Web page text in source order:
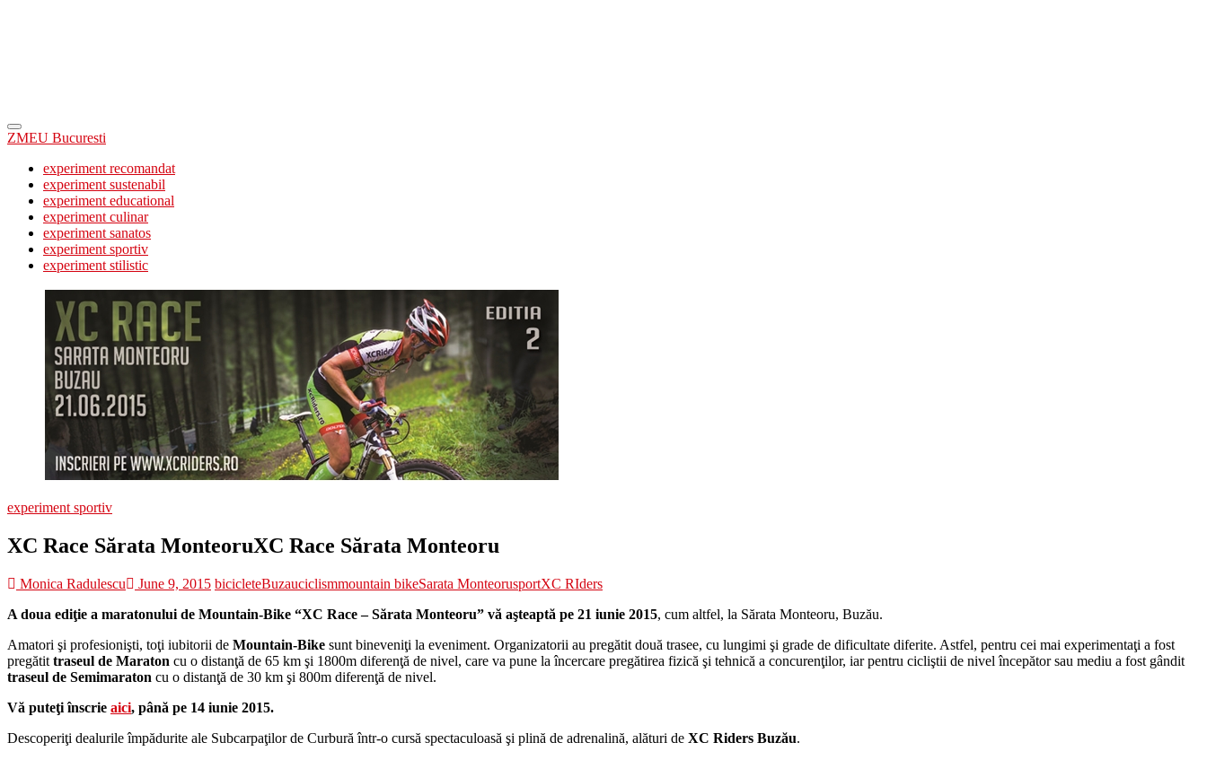
ZMEU Bucuresti
experiment recomandat
experiment sustenabil
experiment educational
experiment culinar
experiment sanatos
experiment sportiv
experiment stilistic
experiment sportiv
XC Race Sărata MonteoruXC Race Sărata Monteoru
Monica Radulescu June 9, 2015 bicicleteBuzauciclismmountain bikeSarata MonteorusportXC RIders
A doua ediţie a maratonului de Mountain-Bike “XC Race – Sărata Monteoru” vă aşteaptă pe 21 iunie 2015, cum altfel, la Sărata Monteoru, Buzău.
Amatori şi profesionişti, toţi iubitorii de Mountain-Bike sunt bineveniţi la eveniment. Organizatorii au pregătit două trasee, cu lungimi şi grade de dificultate diferite. Astfel, pentru cei mai experimentaţi a fost
pregătit traseul de Maraton cu o distanţă de 65 km şi 1800m diferenţă de nivel, care va pune la încercare pregătirea fizică şi tehnică a concurenţilor, iar pentru cicliştii de nivel începător sau mediu a fost gândit
traseul de Semimaraton cu o distanţă de 30 km şi 800m diferenţă de nivel.
Vă puteţi înscrie aici, până pe 14 iunie 2015.
Descoperiţi dealurile împădurite ale Subcarpaţilor de Curbură într-o cursă spectaculoasă şi plină de adrenalină, alături de XC Riders Buzău.